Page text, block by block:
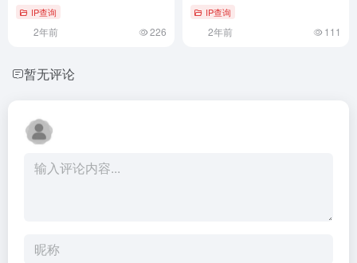
IP查询
2年前 226
IP查询
2年前 111
暂无评论